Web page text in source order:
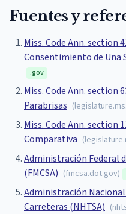
Fuentes y
Miss. Code Ann. section
Consentimiento de Una
.gov
Miss. Code Ann. section
Parabrisas (
Miss. Code Ann. section
Comparativa (
Administración Federal
(FMCSA) (fmcsa.dot.gov)
Administración Nacional
Carreteras (NHTSA) (